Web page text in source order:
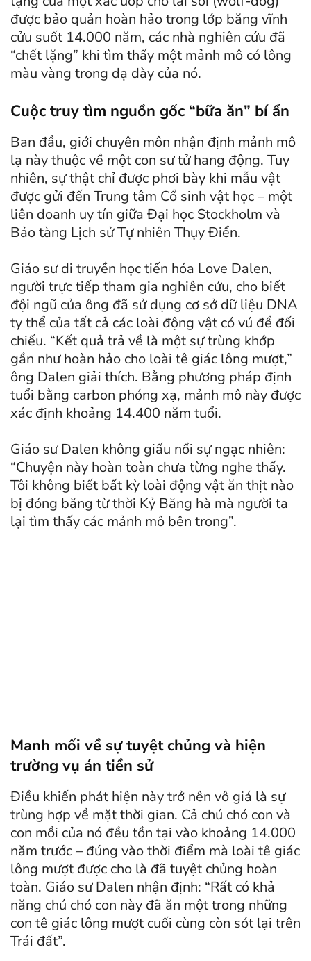
được bảo quản hoàn hảo trong lớp băng vĩnh
cửu suốt 14.000 năm, các nhà nghiên cứu đã
“chết lặng” khi tìm thấy một mảnh mô có lông
màu vàng trong dạ dày của nó.
Cuộc truy tìm nguồn gốc “bữa ăn” bí ẩn
Ban đầu, giới chuyên môn nhận định mảnh mô
lạ này thuộc về một con sư tử hang động. Tuy
nhiên, sự thật chỉ được phơi bày khi mẫu vật
được gửi đến Trung tâm Cổ sinh vật học – một
liên doanh uy tín giữa Đại học Stockholm và
Bảo tàng Lịch sử Tự nhiên Thụy Điển.
Giáo sư di truyền học tiến hóa Love Dalen,
người trực tiếp tham gia nghiên cứu, cho biết
đội ngũ của ông đã sử dụng cơ sở dữ liệu DNA
ty thể của tất cả các loài động vật có vú để đối
chiếu. “Kết quả trả về là một sự trùng khớp
gần như hoàn hảo cho loài tê giác lông mượt,”
ông Dalen giải thích. Bằng phương pháp định
tuổi bằng carbon phóng xạ, mảnh mô này được
xác định khoảng 14.400 năm tuổi.
Giáo sư Dalen không giấu nổi sự ngạc nhiên:
“Chuyện này hoàn toàn chưa từng nghe thấy.
Tôi không biết bất kỳ loài động vật ăn thịt nào
bị đóng băng từ thời Kỷ Băng hà mà người ta
lại tìm thấy các mảnh mô bên trong”.
Manh mối về sự tuyệt chủng và hiện
trường vụ án tiền sử
Điều khiến phát hiện này trở nên vô giá là sự
trùng hợp về mặt thời gian. Cả chú chó con và
con mồi của nó đều tồn tại vào khoảng 14.000
năm trước – đúng vào thời điểm mà loài tê giác
lông mượt được cho là đã tuyệt chủng hoàn
toàn. Giáo sư Dalen nhận định: “Rất có khả
năng chú chó con này đã ăn một trong những
con tê giác lông mượt cuối cùng còn sót lại trên
Trái đất”.